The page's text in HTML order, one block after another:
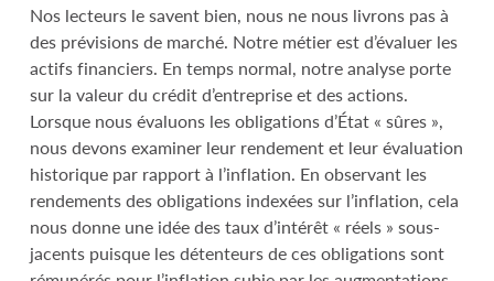
Nos lecteurs le savent bien, nous ne nous livrons pas à
des prévisions de marché. Notre métier est d’évaluer les
actifs financiers. En temps normal, notre analyse porte
sur la valeur du crédit d’entreprise et des actions.
Lorsque nous évaluons les obligations d’État « sûres »,
nous devons examiner leur rendement et leur évaluation
historique par rapport à l’inflation. En observant les
rendements des obligations indexées sur l’inflation, cela
nous donne une idée des taux d’intérêt « réels » sous-
jacents puisque les détenteurs de ces obligations sont